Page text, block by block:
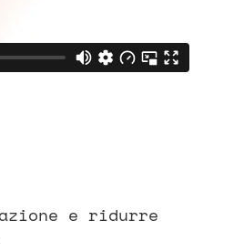
e ridurre